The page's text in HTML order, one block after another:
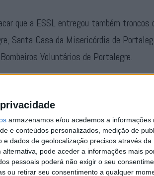
armazenamos e/ou acedemos a
e conteúdos personalizados, medição de
e dados de geolocalização precisos através
pode aceder a informações mais
pessoais poderá não exigir o seu
ou retirar seu consentimento a qualquer
que a ESSL entregou também
Santa Casa da Misericórdia de
Voluntários de Portalegre.
completa na edição do nosso jornal da